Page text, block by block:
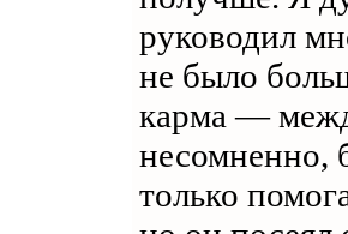
руководил
не было
карма —
несомненно,
только